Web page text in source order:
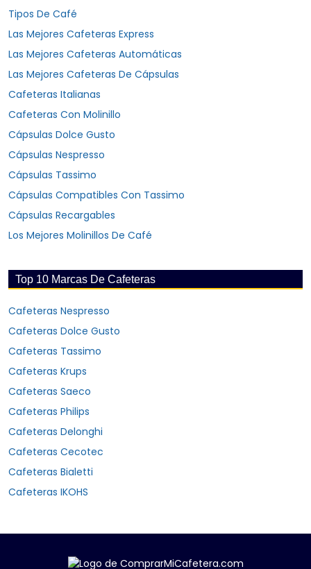
Tipos De Café
Las Mejores Cafeteras Express
Las Mejores Cafeteras Automáticas
Las Mejores Cafeteras De Cápsulas
Cafeteras Italianas
Cafeteras Con Molinillo
Cápsulas Dolce Gusto
Cápsulas Nespresso
Cápsulas Tassimo
Cápsulas Compatibles Con Tassimo
Cápsulas Recargables
Los Mejores Molinillos De Café
Top 10 Marcas De Cafeteras
Cafeteras Nespresso
Cafeteras Dolce Gusto
Cafeteras Tassimo
Cafeteras Krups
Cafeteras Saeco
Cafeteras Philips
Cafeteras Delonghi
Cafeteras Cecotec
Cafeteras Bialetti
Cafeteras IKOHS